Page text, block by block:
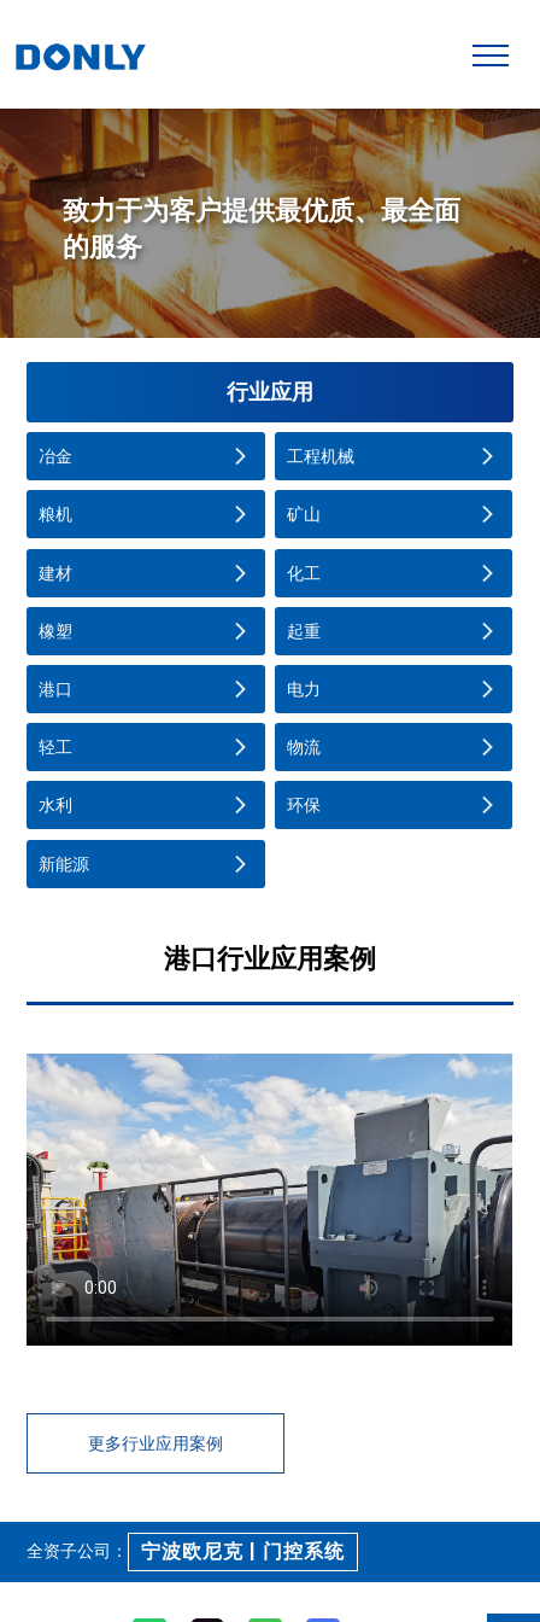
致力于为客户提供最优质、最全面
的服务
行业应用
冶金 工程机械
粮机 矿山
建材 化工
橡塑 起重
港口 电力
轻工 物流
水利 环保
新能源
港口行业应用案例
更多行业应用案例
全资子公司： 宁波欧尼克 | 门控系统